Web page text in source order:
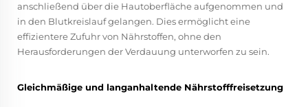
anschließend über die Hautoberfläche aufgenommen und
in den Blutkreislauf gelangen. Dies ermöglicht eine
effizientere Zufuhr von Nährstoffen, ohne den
Herausforderungen der Verdauung unterworfen zu sein.
Gleichmäßige und langanhaltende Nährstofffreisetzung